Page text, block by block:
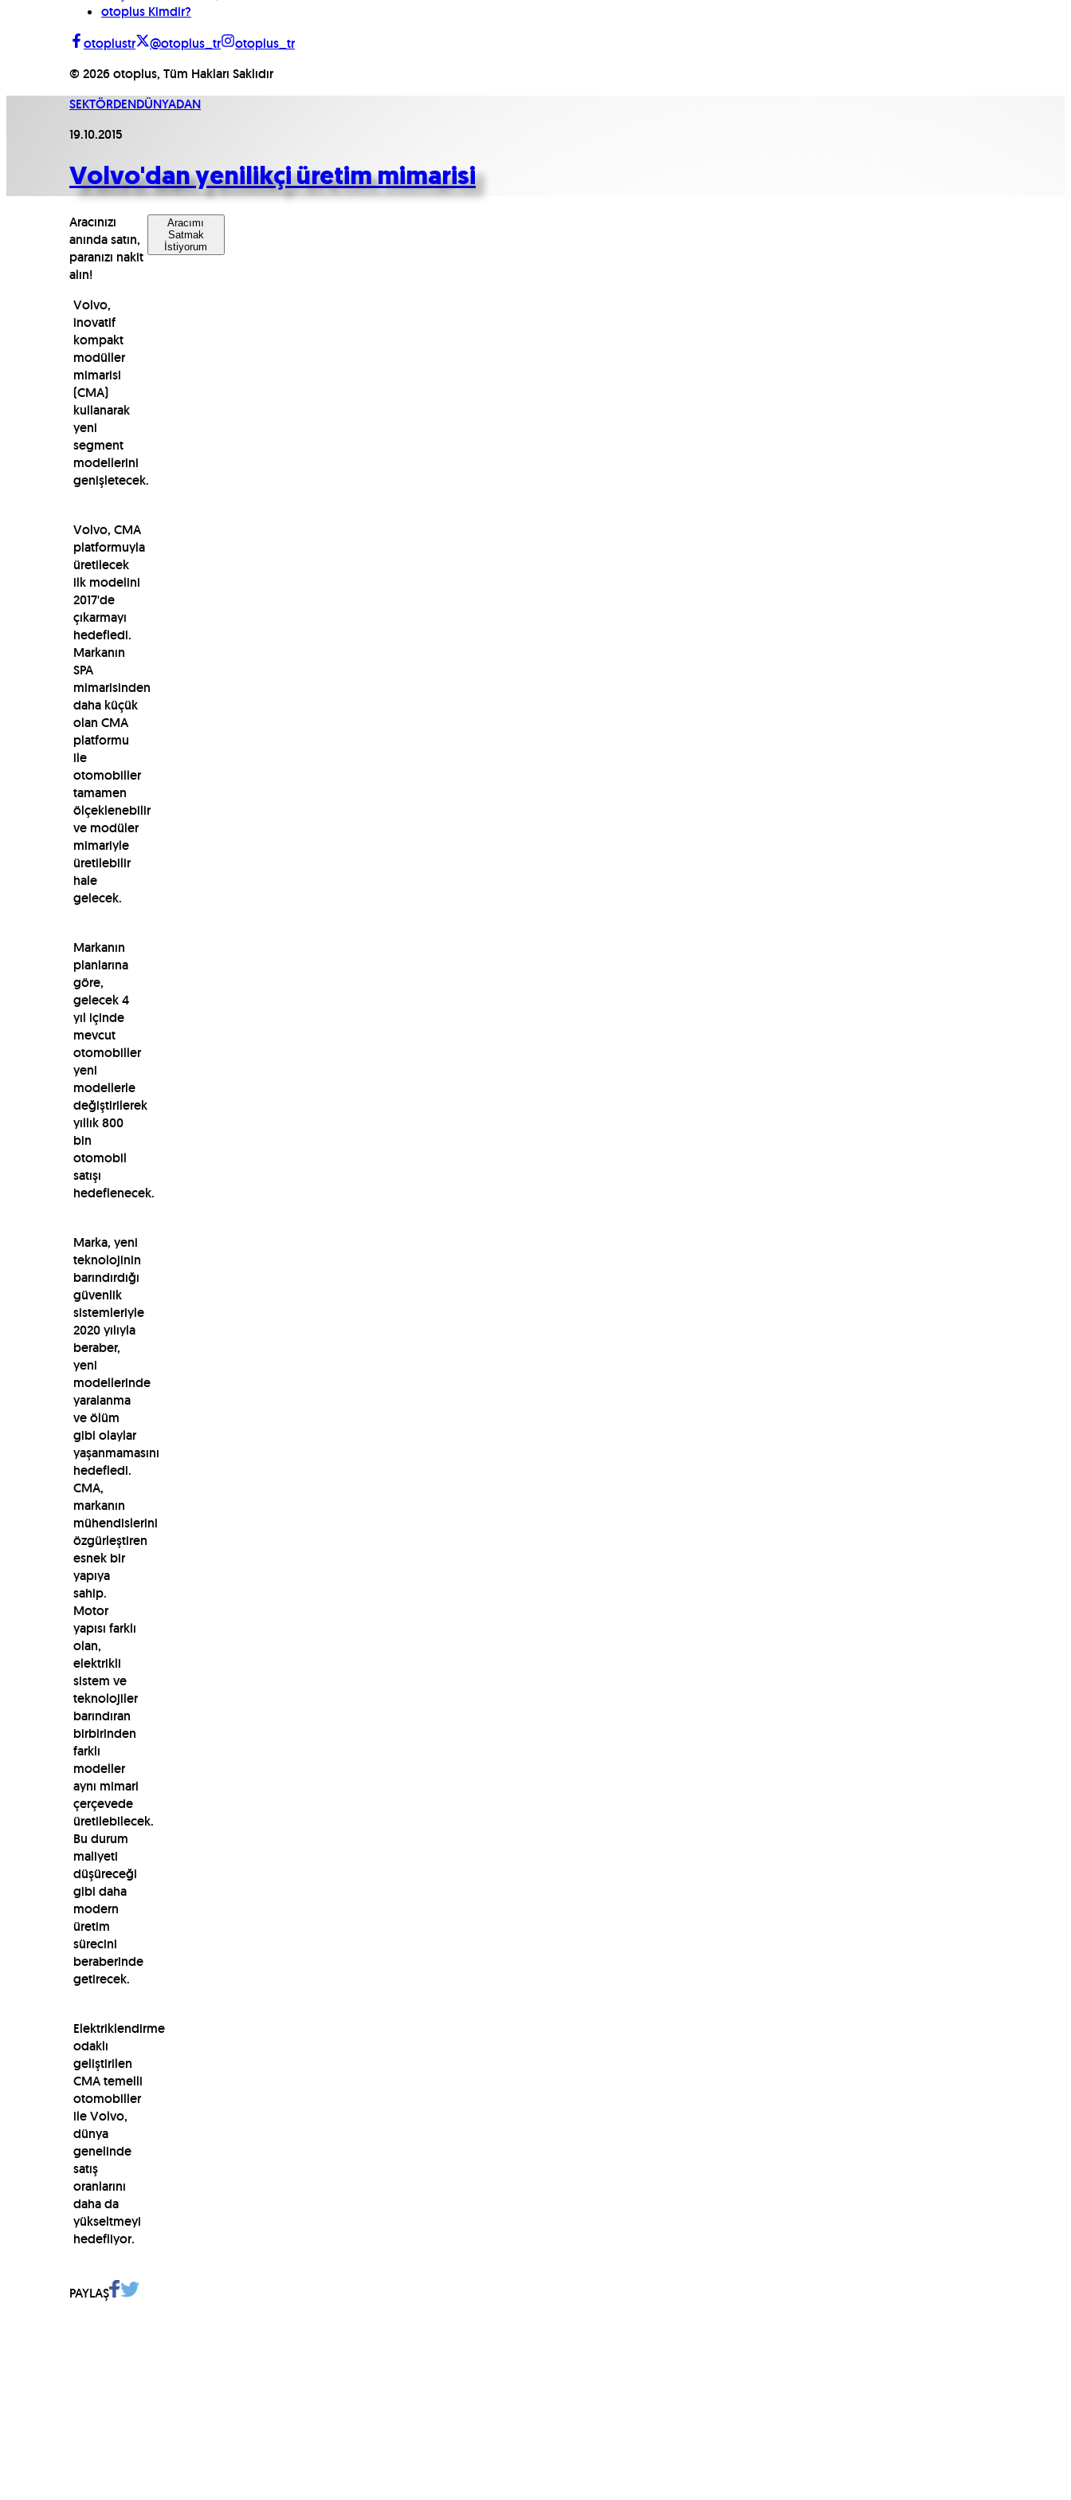
otoplus Kimdir?
otoplustr
@otoplus_tr
otoplus_tr
© 2026 otoplus, Tüm Hakları Saklıdır
SEKTÖRDENDÜNYADAN
19.10.2015
Volvo'dan yenilikçi üretim mimarisi
Aracınızı
anında satın,
paranızı nakit
alın!
Aracımı
Satmak
İstiyorum
Volvo,
inovatif
kompakt
modüller
mimarisi
(CMA)
kullanarak
yeni
segment
modellerini
genişletecek.
Volvo, CMA
platformuyla
üretilecek
ilk modelini
2017'de
çıkarmayı
hedefledi.
Markanın
SPA
mimarisinden
daha küçük
olan CMA
platformu
ile
otomobiller
tamamen
ölçeklenebilir
ve modüler
mimariyle
üretilebilir
hale
gelecek.
Markanın
planlarına
göre,
gelecek 4
yıl içinde
mevcut
otomobiller
yeni
modellerle
değiştirilerek
yıllık 800
bin
otomobil
satışı
hedeflenecek.
Marka, yeni
teknolojinin
barındırdığı
güvenlik
sistemleriyle
2020 yılıyla
beraber,
yeni
modellerinde
yaralanma
ve ölüm
gibi olaylar
yaşanmamasını
hedefledi.
CMA,
markanın
mühendislerini
özgürleştiren
esnek bir
yapıya
sahip.
Motor
yapısı farklı
olan,
elektrikli
sistem ve
teknolojiler
barındıran
birbirinden
farklı
modeller
aynı mimari
çerçevede
üretilebilecek.
Bu durum
maliyeti
düşüreceği
gibi daha
modern
üretim
sürecini
beraberinde
getirecek.
Elektriklendirme
odaklı
geliştirilen
CMA temelli
otomobiller
ile Volvo,
dünya
genelinde
satış
oranlarını
daha da
yükseltmeyi
hedefliyor.
PAYLAŞ